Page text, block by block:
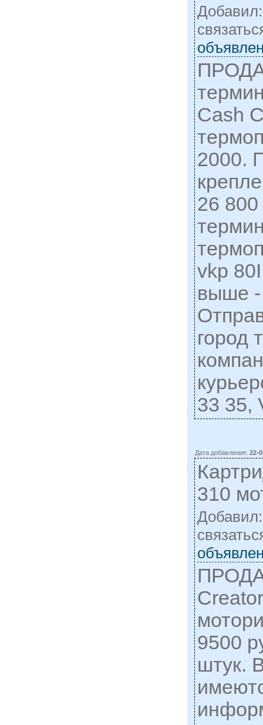
Cash
2000.
26 800
vkp
выше -
город
33 35,
Дата добавления:22-
310
9500
штук.